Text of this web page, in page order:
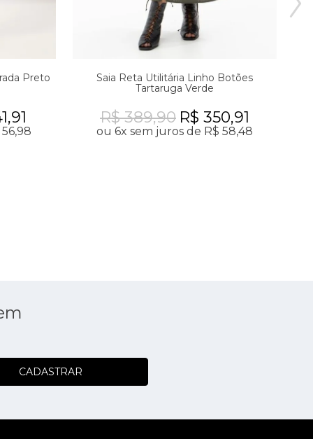
Preto
Saia Reta Utilitária Linho Botões
Tartaruga Verde
R$ 389,90 R$ 350,91
ou 6x sem juros de R$ 58,48
CADASTRAR